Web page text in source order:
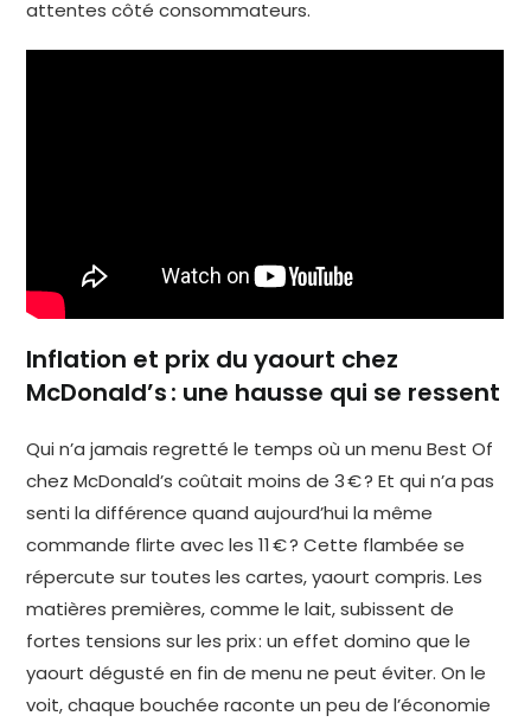
attentes côté consommateurs.
Inflation et prix du yaourt chez
McDonald’s : une hausse qui se ressent
Qui n’a jamais regretté le temps où un menu Best Of
chez McDonald’s coûtait moins de 3 € ? Et qui n’a pas
senti la différence quand aujourd’hui la même
commande flirte avec les 11 € ? Cette flambée se
répercute sur toutes les cartes, yaourt compris. Les
matières premières, comme le lait, subissent de
fortes tensions sur les prix : un effet domino que le
yaourt dégusté en fin de menu ne peut éviter. On le
voit, chaque bouchée raconte un peu de l’économie